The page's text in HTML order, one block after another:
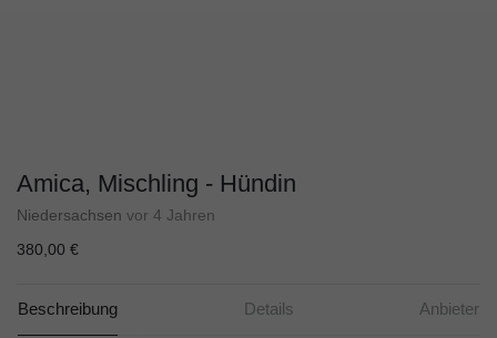
Amica, Mischling - Hündin
Niedersachsen vor 4 Jahren
380,00 €
Beschreibung Details Anbieter